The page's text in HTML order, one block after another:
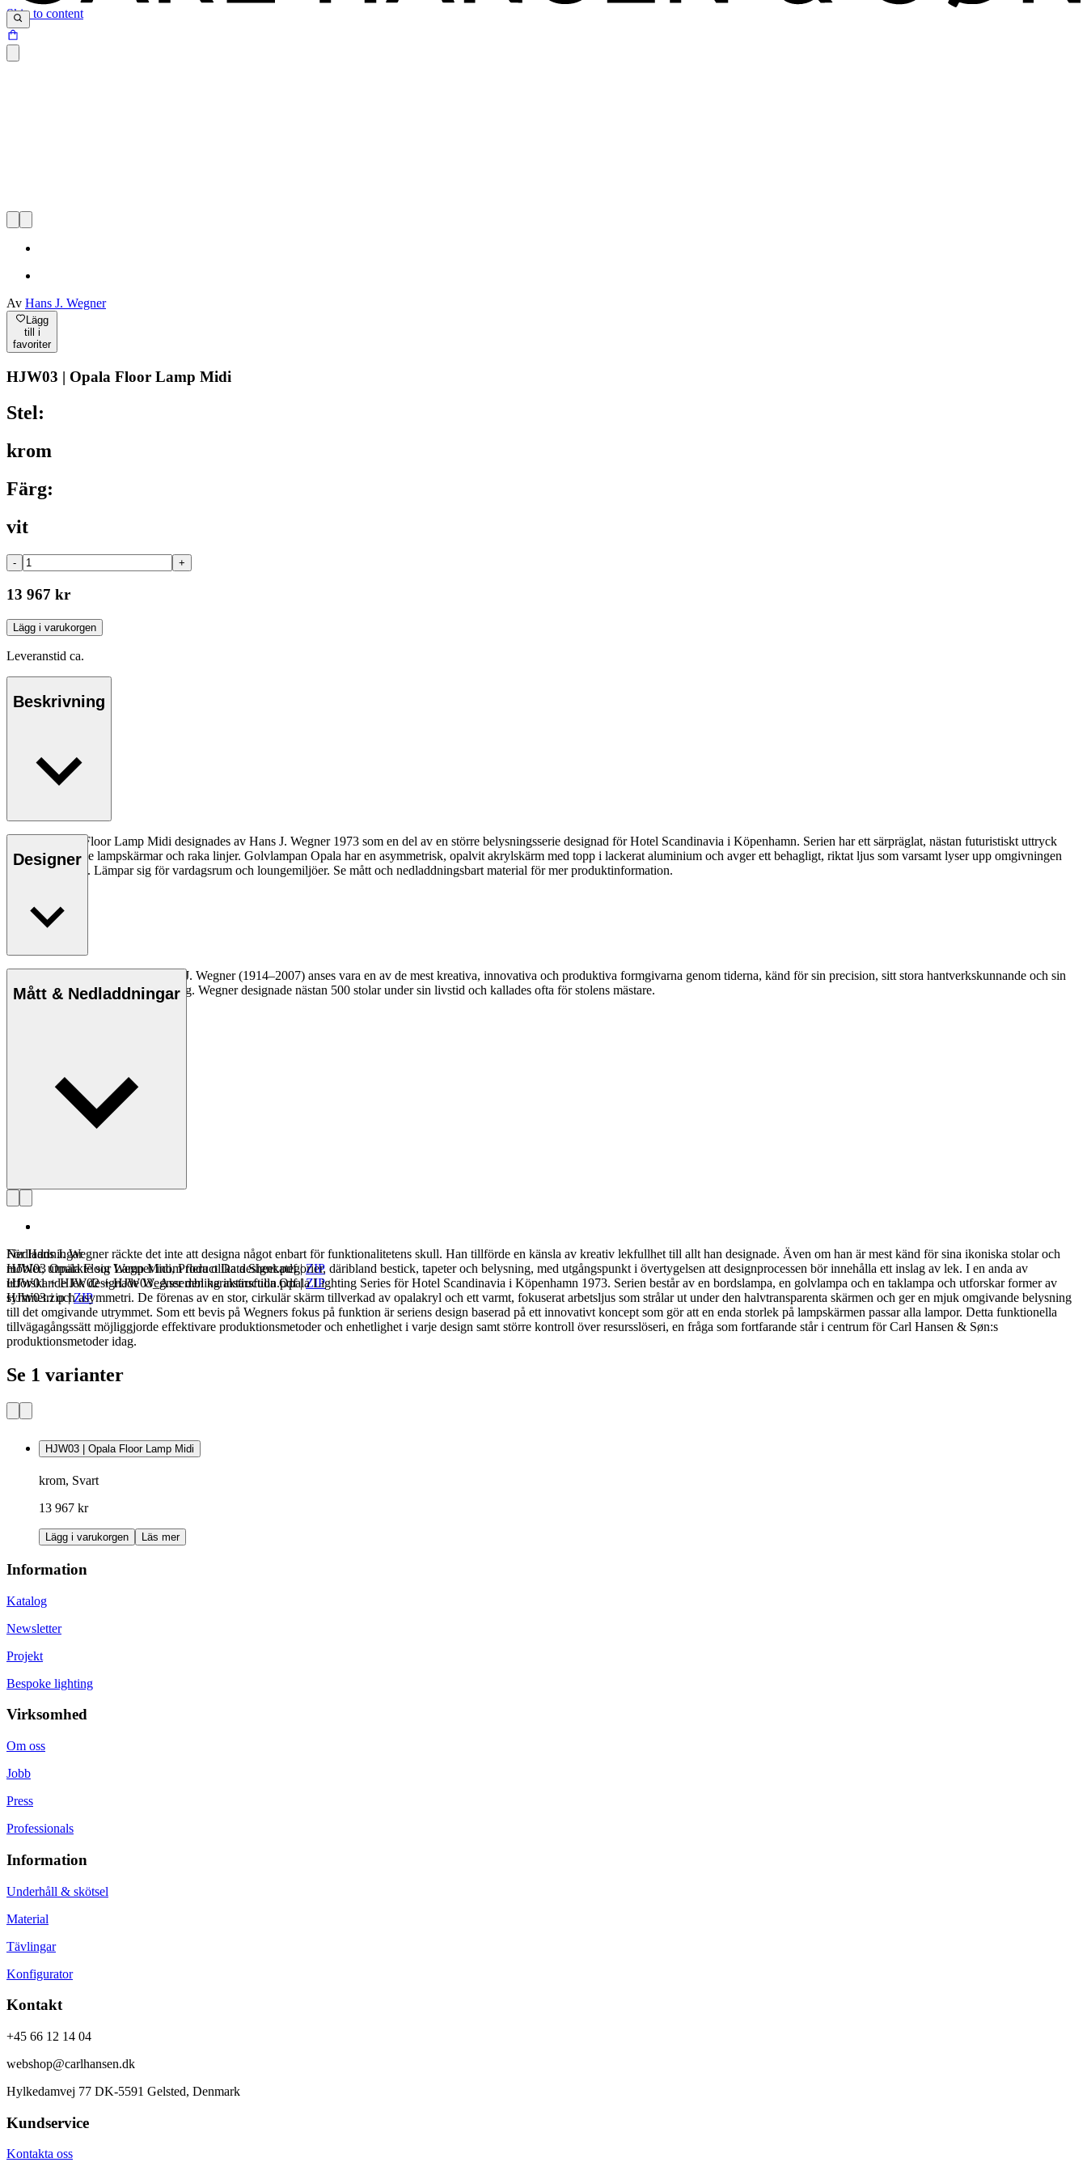
Skip to content
Av Hans J. Wegner
Lägg
till i
favoriter
HJW03 | Opala Floor Lamp Midi
Stel:
krom
Färg:
vit
- +
13 967 kr
Lägg i varukorgen
Leveranstid ca.
Beskrivning
HJW03 Opala Floor Lamp Midi designades av Hans J. Wegner 1973 som en del av en större belysningsserie designad för Hotel Scandinavia i Köpenhamn. Serien har ett särpräglat, nästan futuristiskt uttryck
med lätt vinklade lampskärmar och raka linjer. Golvlampan Opala har en asymmetrisk, opalvit akrylskärm med topp i lackerat aluminium och avger ett behagligt, riktat ljus som varsamt lyser upp omgivningen
genom skärmen. Lämpar sig för vardagsrum och loungemiljöer. Se mått och nedladdningsbart material för mer produktinformation.
Designer
Den danske möbeldesignern Hans J. Wegner (1914–2007) anses vara en av de mest kreativa, innovativa och produktiva formgivarna genom tiderna, känd för sin precision, sitt stora hantverkskunnande och sin
kompromisslösa syn på formgivning. Wegner designade nästan 500 stolar under sin livstid och kallades ofta för stolens mästare.
Mått & Nedladdningar
Nedladdningar
HJW03 Opala Floor Lamp Midi, Product Data Sheet.pdf|ZIP
HJW01 + HJW02 + HJW03_Assembling instruction.pdf|ZIP
HJW03.zip|ZIP
För Hans J. Wegner räckte det inte att designa något enbart för funktionalitetens skull. Han tillförde en känsla av kreativ lekfullhet till allt han designade. Även om han är mest känd för sina ikoniska stolar och
möbler, utmärkte sig Wegner inom flera olika designkategorier, däribland bestick, tapeter och belysning, med utgångspunkt i övertygelsen att designprocessen bör innehålla ett inslag av lek. I en anda av
utforskande lek designade Wegner den karaktärsfulla Opala Lighting Series för Hotel Scandinavia i Köpenhamn 1973. Serien består av en bordslampa, en golvlampa och en taklampa och utforskar former av
symmetri och asymmetri. De förenas av en stor, cirkulär skärm tillverkad av opalakryl och ett varmt, fokuserat arbetsljus som strålar ut under den halvtransparenta skärmen och ger en mjuk omgivande belysning
till det omgivande utrymmet. Som ett bevis på Wegners fokus på funktion är seriens design baserad på ett innovativt koncept som gör att en enda storlek på lampskärmen passar alla lampor. Detta funktionella
tillvägagångssätt möjliggjorde effektivare produktionsmetoder och enhetlighet i varje design samt större kontroll över resursslöseri, en fråga som fortfarande står i centrum för Carl Hansen & Søn:s
produktionsmetoder idag.
Se 1 varianter
HJW03 | Opala Floor Lamp Midi
krom, Svart
13 967 kr
Lägg i varukorgen Läs mer
Information
Katalog
Newsletter
Projekt
Bespoke lighting
Virksomhed
Om oss
Jobb
Press
Professionals
Information
Underhåll & skötsel
Material
Tävlingar
Konfigurator
Kontakt
+45 66 12 14 04
webshop@carlhansen.dk
Hylkedamvej 77 DK-5591 Gelsted, Denmark
Kundservice
Kontakta oss